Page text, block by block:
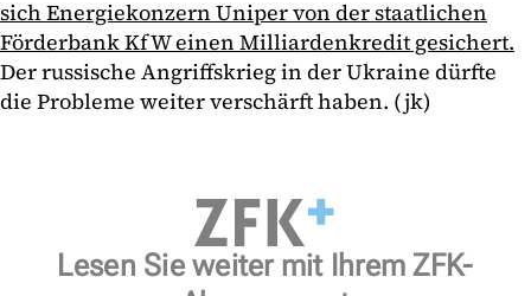
sich Energiekonzern Uniper von der staatlichen
Förderbank KfW einen Milliardenkredit gesichert.
Der russische Angriffskrieg in der Ukraine dürfte
die Probleme weiter verschärft haben. (jk)
Lesen Sie weiter mit Ihrem ZFK-